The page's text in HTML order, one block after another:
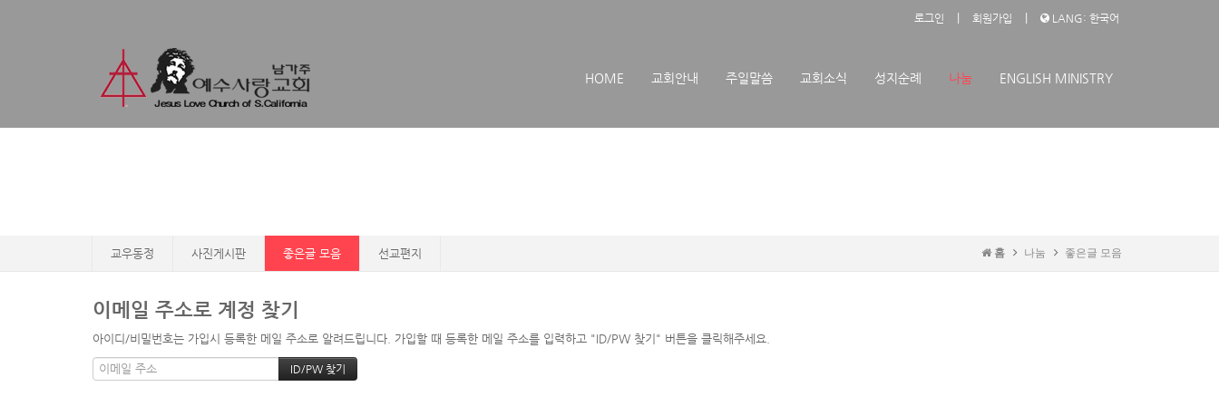
로그인 회원가입 LANG: 한국어
HOME 교회안내 주일말씀 교회소식 성지순례 나눔 ENGLISH MINISTRY
교우동정 사진게시판 좋은글 모음 선교편지 홈 나눔 좋은글 모음
이메일 주소로 계정 찾기
아이디/비밀번호는 가입시 등록한 메일 주소로 알려드립니다. 가입할 때 등록한 메일 주소를 입력하고 "ID/PW 찾기" 버튼을 클릭해주세요.